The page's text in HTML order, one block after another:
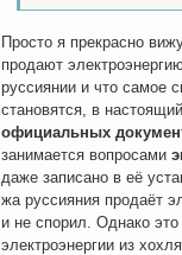
Просто я прекрасно
продают
руссиянии и что самое
становятся, в
официальных
занимается вопросами
даже записано в её
жа руссияния продаёт
и не спорил. Однако
электроэнергии из